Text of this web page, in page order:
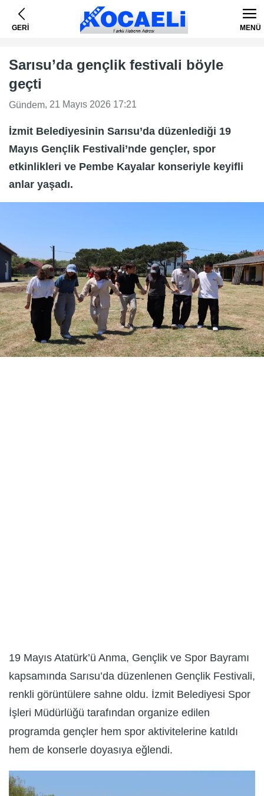
GERİ MENÜ
Sarısu’da gençlik festivali böyle
geçti
Gündem, 21 Mayıs 2026 17:21
İzmit Belediyesinin Sarısu’da düzenlediği 19
Mayıs Gençlik Festivali’nde gençler, spor
etkinlikleri ve Pembe Kayalar konseriyle keyifli
anlar yaşadı.
19 Mayıs Atatürk’ü Anma, Gençlik ve Spor Bayramı
kapsamında Sarısu’da düzenlenen Gençlik Festivali,
renkli görüntülere sahne oldu. İzmit Belediyesi Spor
İşleri Müdürlüğü tarafından organize edilen
programda gençler hem spor aktivitelerine katıldı
hem de konserle doyasıya eğlendi.